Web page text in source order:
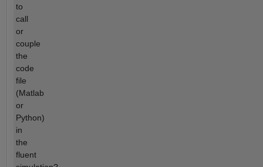
to
call
or
couple
the
code
file
(Matlab
or
Python)
in
the
fluent